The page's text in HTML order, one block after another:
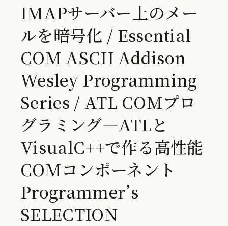
IMAPサーバー上のメー
ルを暗号化 / Essential
COM ASCII Addison
Wesley Programming
Series / ATL COMプロ
グラミング―ATLと
VisualC++で作る高性能
COMコンポーネント
Programmer’s
SELECTION